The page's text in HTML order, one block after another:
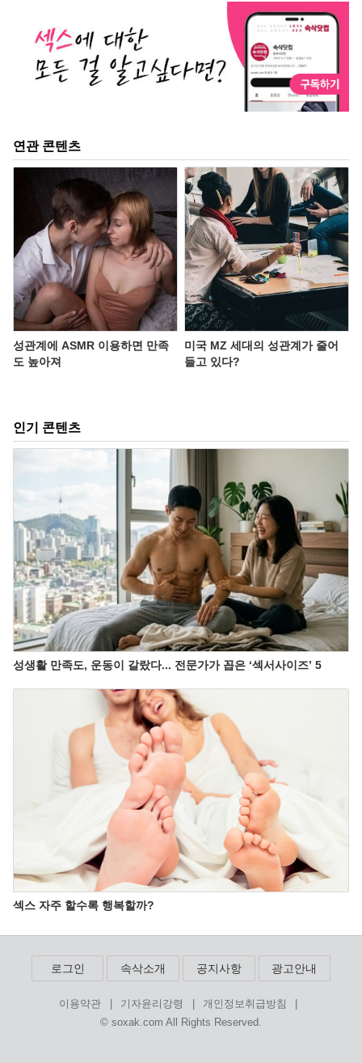
연관 콘텐츠
성관계에 ASMR 이용하면 만족
도 높아져
미국 MZ 세대의 성관계가 줄어
들고 있다?
인기 콘텐츠
성생활 만족도, 운동이 갈랐다... 전문가가 꼽은 ‘섹서사이즈’ 5
섹스 자주 할수록 행복할까?
로그인 속삭소개 공지사항 광고안내
이용약관 | 기자윤리강령 | 개인정보취급방침
|
© soxak.com All Rights Reserved.